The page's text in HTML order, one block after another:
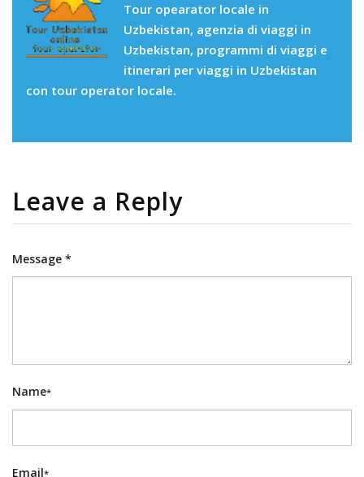
Tour opearator locale in
Uzbekistan, agenzia di viaggi in
Uzbekistan, programmi di viaggi e
itinerari per viaggi in Uzbekistan
con tour operator locale.
Leave a Reply
Message *
Name*
Email*